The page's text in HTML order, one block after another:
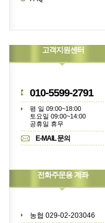
고객지원센터
010-5599-2791
평 일 09:00~18:00
토요일 09:00~14:00
공휴일 휴무
E-MAIL 문의
전화주문용 계좌
농협 029-02-203046